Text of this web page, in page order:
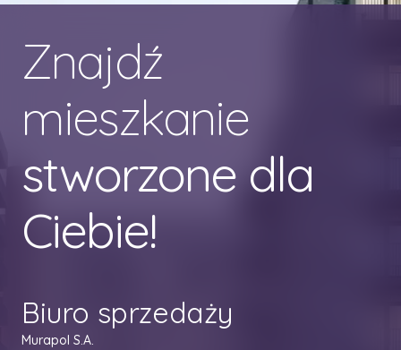
Znajdź
mieszkanie
stworzone dla
Ciebie!
Biuro sprzedaży
Murapol S.A.